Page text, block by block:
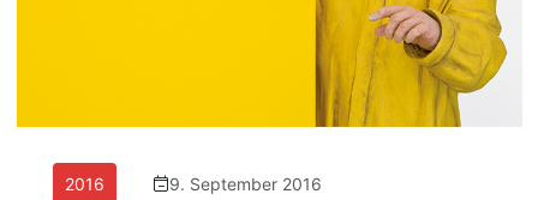
2016 9. September 2016